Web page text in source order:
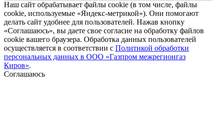
Наш сайт обрабатывает файлы cookie (в том числе, файлы
cookie, используемые «Яндекс-метрикой»). Они помогают
делать сайт удобнее для пользователей. Нажав кнопку
«Соглашаюсь», вы даете свое согласие на обработку файлов
cookie вашего браузера. Обработка данных пользователей
осуществляется в соответствии с Политикой обработки
персональных данных в ООО «Газпром межрегионгаз
Киров».
Соглашаюсь